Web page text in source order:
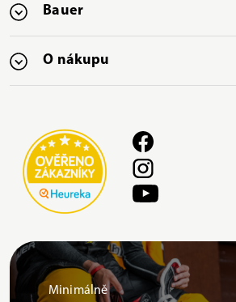
Bauer
O nákupu
Minimálně